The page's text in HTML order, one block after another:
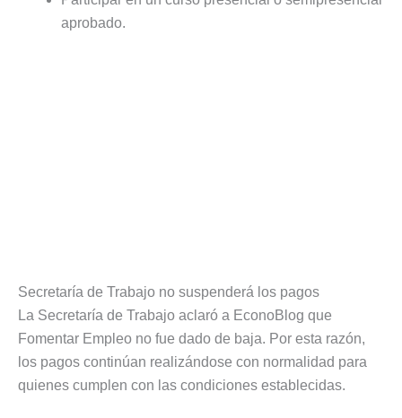
aprobado.
Secretaría de Trabajo no suspenderá los pagos
La Secretaría de Trabajo aclaró a EconoBlog que
Fomentar Empleo no fue dado de baja. Por esta razón,
los pagos continúan realizándose con normalidad para
quienes cumplen con las condiciones establecidas.